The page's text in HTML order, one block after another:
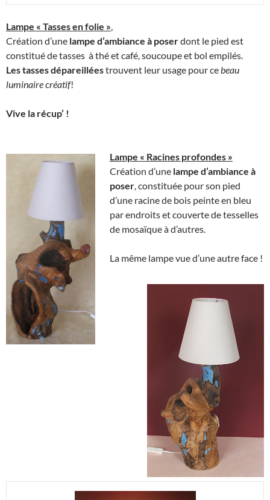
Lampe « Tasses en folie »,
Création d’une lampe d’ambiance à poserdont le pied est
constitué de tasses à thé et café, soucoupe et bol empilés.
Les tasses dépareilléestrouvent leur usage pour cebeau
luminaire créatif!
Vive la récup’ !
Lampe « Racines profondes »
Création d’une lampe d’ambiance à
poser, constituée pour son pied
d’une racine de bois peinte en bleu
par endroits et couverte de tesselles
de mosaïque à d’autres.
La même lampe vue d’une autre face !